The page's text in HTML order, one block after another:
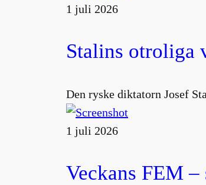
1 juli 2026
Stalins otroliga
Den ryske diktatorn Josef
1 juli 2026
Veckans FEM